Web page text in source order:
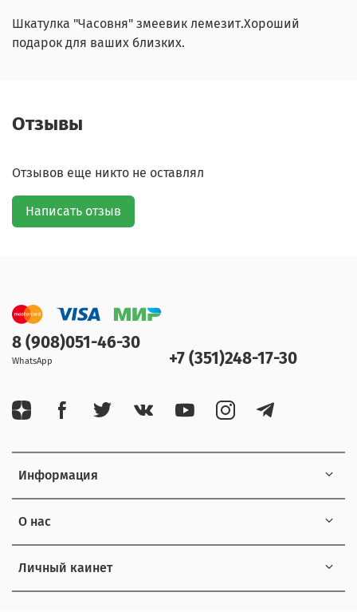
Шкатулка "Часовня" змеевик лемезит.Хороший
подарок для ваших близких.
Отзывы
Отзывов еще никто не оставлял
Написать отзыв
Информация
О нас
Личный каинет
8 (908)051-46-30
WhatsApp +7 (351)248-17-30